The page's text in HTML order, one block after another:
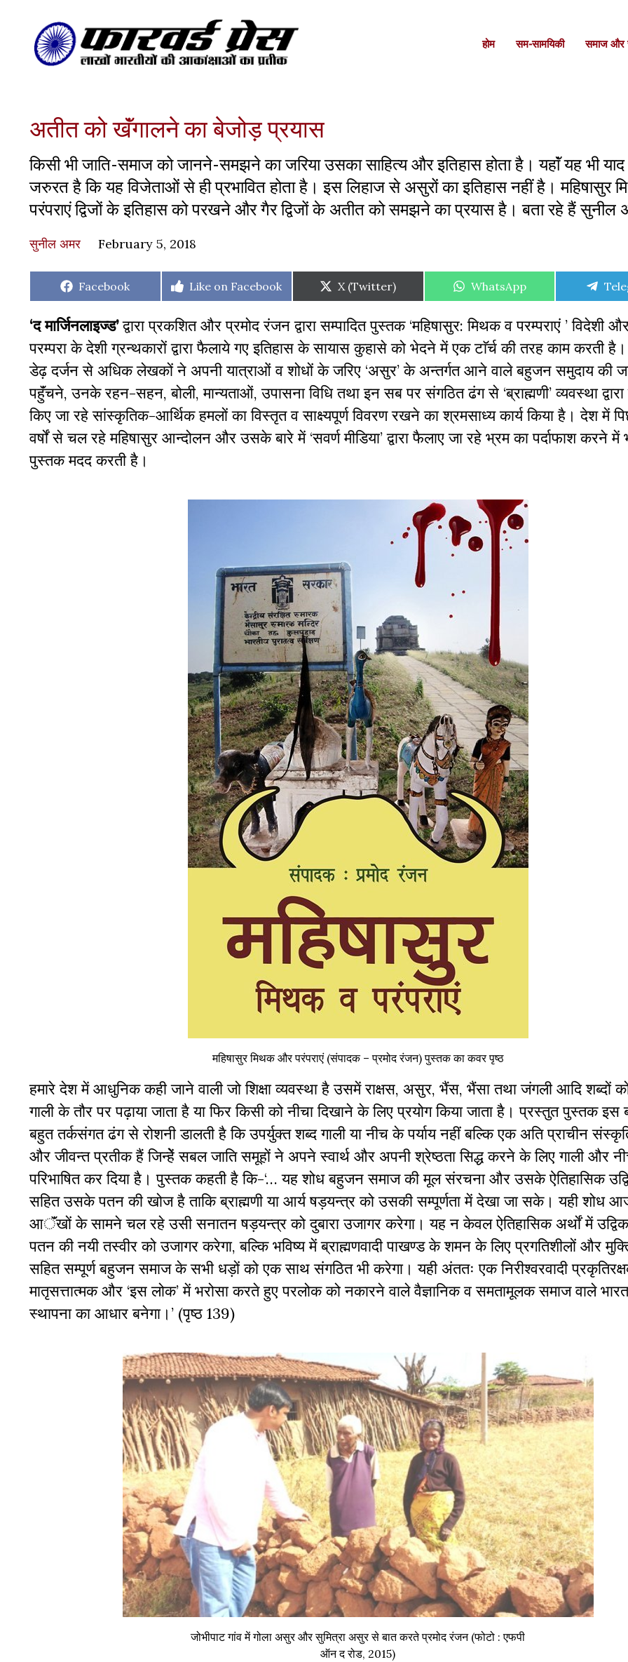
होम सम-सामयिकी समाज और
अतीत को खॅंगालने का बेजोड़ प्रयास
किसी भी जाति-समाज को जानने-समझने का जरिया उसका साहित्य और इतिहास होता है। यहाॅं यह भी
जरुरत है कि यह विजेताओं से ही प्रभावित होता है। इस लिहाज से असुरों का इतिहास नहीं है। महिषासुर
परंपराएं द्विजों के इतिहास को परखने और गैर द्विजों के अतीत को समझने का प्रयास है। बता रहे हैं सुनील
सुनील अमर February 5, 2018
Share
Facebook
Share
Like on Facebook
Share
on
X (Twitter)
Share
WhatsApp
‘द मार्जिनलाइज्ड’द्वारा प्रकशित और प्रमोद रंजन द्वारा सम्पादित पुस्तक ‘महिषासुर: मिथक व परम्पराएं ’ विदेशी
परम्परा के देशी ग्रन्थकारों द्वारा फैलाये गए इतिहास के सायास कुहासे को भेदने में एक टाॅर्च की तरह काम करती
डेढ़ दर्जन से अधिक लेखकों ने अपनी यात्राओं व शोधों के जरिए ‘असुर’ के अन्तर्गत आने वाले बहुजन समुदाय की
पहुॅंचने, उनके रहन-सहन, बोली, मान्यताओं, उपासना विधि तथा इन सब पर संगठित ढंग से ‘ब्राह्मणी’ व्यवस्था
किए जा रहे सांस्कृतिक-आर्थिक हमलों का विस्तृत व साक्ष्यपूर्ण विवरण रखने का श्रमसाध्य कार्य किया है। देश में
वर्षों से चल रहे महिषासुर आन्दोलन और उसके बारे में ‘सवर्ण मीडिया’ द्वारा फैलाए जा रहे भ्रम का पर्दाफाश करने में
पुस्तक मदद करती है।
महिषासुर मिथक और परंपराएं (संपादक – प्रमोद रंजन) पुस्तक का कवर पृष्ठ
हमारे देश में आधुनिक कही जाने वाली जो शिक्षा व्यवस्था है उसमें राक्षस, असुर, भैंस, भैंसा तथा जंगली आदि शब्दों
गाली के तौर पर पढ़ाया जाता है या फिर किसी को नीचा दिखाने के लिए प्रयोग किया जाता है। प्रस्तुत पुस्तक इस
बहुत तर्कसंगत ढंग से रोशनी डालती है कि उपर्युक्त शब्द गाली या नीच के पर्याय नहीं बल्कि एक अति प्राचीन
और जीवन्त प्रतीक हैं जिन्हेें सबल जाति समूहों ने अपने स्वार्थ और अपनी श्रेष्ठता सिद्ध करने के लिए गाली और
परिभाषित कर दिया है। पुस्तक कहती है कि-‘… यह शोध बहुजन समाज की मूल संरचना और उसके ऐतिहासिक
सहित उसके पतन की खोज है ताकि ब्राह्मणी या आर्य षड़यन्त्र को उसकी सम्पूर्णता में देखा जा सके। यही शोध
आॅंखों के सामने चल रहे उसी सनातन षड़यन्त्र को दुबारा उजागर करेगा। यह न केवल ऐतिहासिक अर्थाें में
पतन की नयी तस्वीर को उजागर करेगा, बल्कि भविष्य में ब्राह्मणवादी पाखण्ड के शमन के लिए प्रगतिशीलों और
सहित सम्पूर्ण बहुजन समाज के सभी धड़ों को एक साथ संगठित भी करेगा। यही अंततः एक निरीश्वरवादी
मातृसत्तात्मक और ‘इस लोक’ में भरोसा करते हुए परलोक को नकारने वाले वैज्ञानिक व समतामूलक समाज वाले
स्थापना का आधार बनेगा।’ (पृष्ठ 139)
जोभीपाट गांव में गोला असुर और सुमित्रा असुर से बात करते प्रमोद रंजन (फोटो : एफपी
ऑन द रोड, 2015)